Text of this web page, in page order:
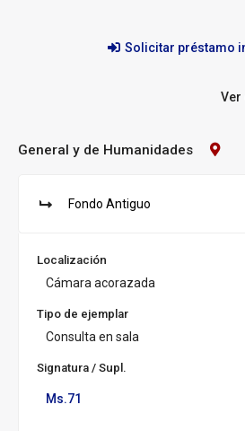
Ejemplares Solicitar préstamo
Ver
Biblioteca:
General y de Humanidades
u
Fondo Antiguo
Localización
Cámara acorazada
Tipo de ejemplar
Consulta en sala
Signatura / Supl.
Ms.71